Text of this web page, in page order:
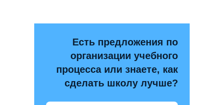
Есть предложения по
организации учебного
процесса или знаете, как
сделать школу лучше?